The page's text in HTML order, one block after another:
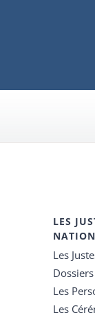
LES
Les
Dossiers
Les
Les